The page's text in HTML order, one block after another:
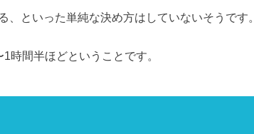
、といった単純な決め方はしていないそうです。
時間半ほどということです。